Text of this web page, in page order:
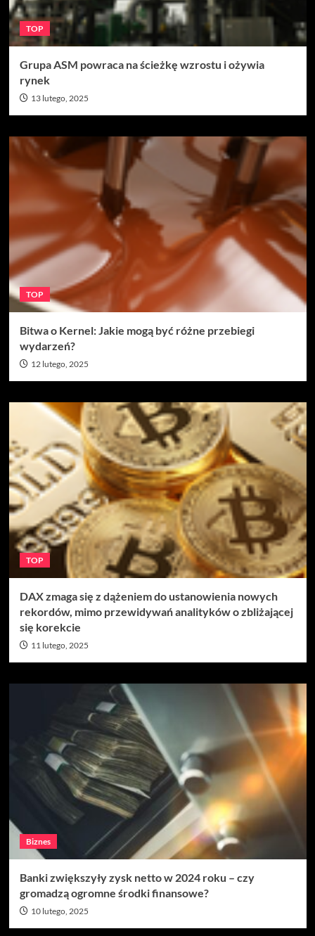
TOP
Grupa ASM powraca na ścieżkę wzrostu i ożywia
rynek
13 lutego, 2025
TOP
Bitwa o Kernel: Jakie mogą być różne przebiegi
wydarzeń?
12 lutego, 2025
TOP
DAX zmaga się z dążeniem do ustanowienia nowych
rekordów, mimo przewidywań analityków o zbliżającej
się korekcie
11 lutego, 2025
Biznes
Banki zwiększyły zysk netto w 2024 roku – czy
gromadzą ogromne środki finansowe?
10 lutego, 2025